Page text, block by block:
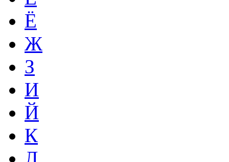
Ё
Ж
З
И
Й
К